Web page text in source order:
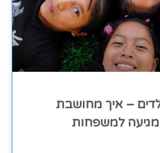
– איך מחושבת
למשפחות